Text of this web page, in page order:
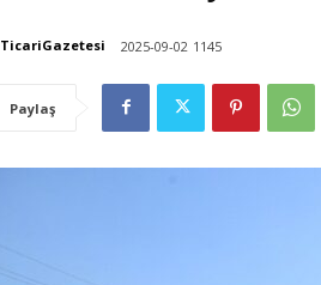
TicariGazetesi 2025-09-02 1145
Paylaş